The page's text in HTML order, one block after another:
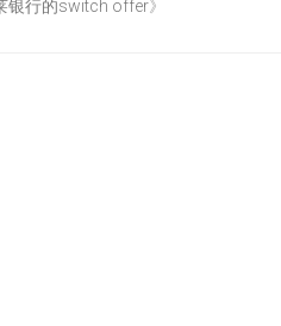
银行的switch offer》